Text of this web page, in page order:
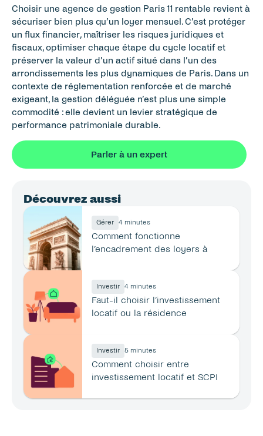
Choisir une agence de gestion Paris 11 rentable revient à
sécuriser bien plus qu’un loyer mensuel. C’est protéger
un flux financier, maîtriser les risques juridiques et
fiscaux, optimiser chaque étape du cycle locatif et
préserver la valeur d’un actif situé dans l’un des
arrondissements les plus dynamiques de Paris. Dans un
contexte de réglementation renforcée et de marché
exigeant, la gestion déléguée n’est plus une simple
commodité : elle devient un levier stratégique de
performance patrimoniale durable.
Parler à un expert
Découvrez aussi
Gérer 4 minutes
Comment fonctionne
l’encadrement des loyers à
Investir 4 minutes
Faut-il choisir l’investissement
locatif ou la résidence
Investir 5 minutes
Comment choisir entre
investissement locatif et SCPI